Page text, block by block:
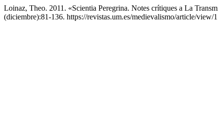
Loinaz, Theo. 2011. «Scientia Peregrina. Notes crítiques a La
(diciembre):81-136. https://revistas.um.es/medievalismo/article/view/